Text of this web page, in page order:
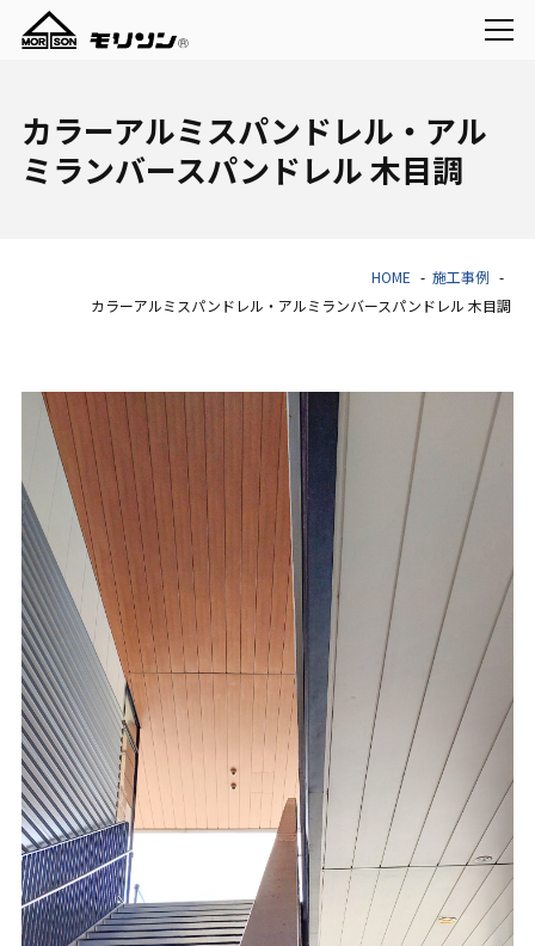
カラーアルミスパンドレル・アル
ミランバースパンドレル 木目調
HOME
施工事例
カラーアルミスパンドレル・アルミランバースパンドレル 木目調